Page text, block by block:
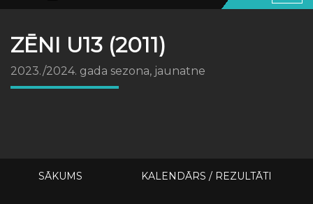
ZĒNI U13 (2011)
2023./2024. gada sezona, jaunatne
SĀKUMS KALENDĀRS / REZULTĀTI